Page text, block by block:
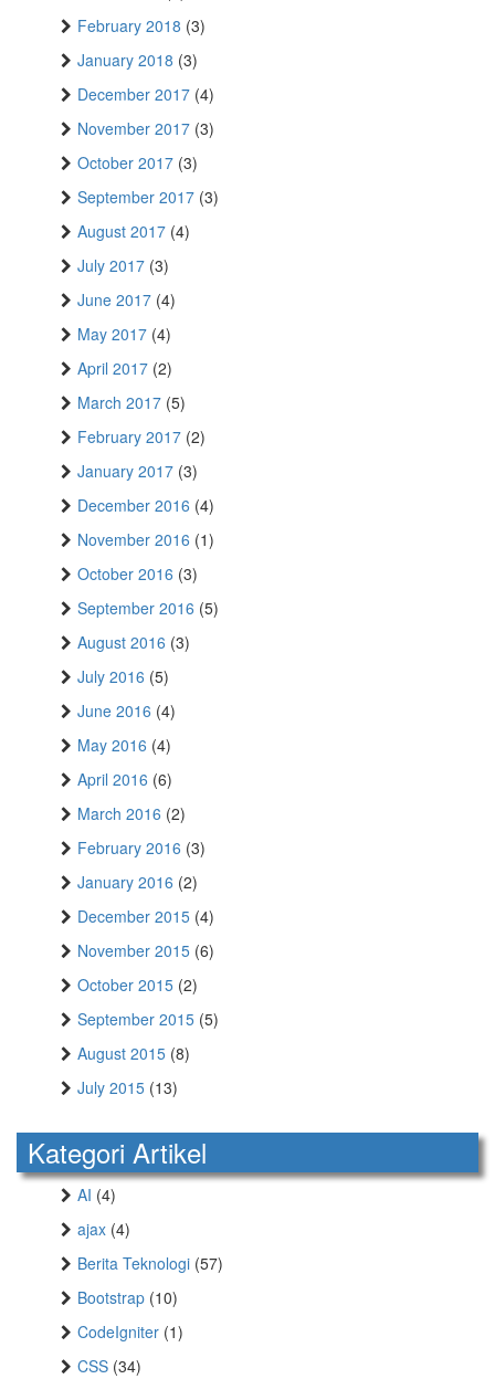
February 2018 (3)
January 2018 (3)
December 2017 (4)
November 2017 (3)
October 2017 (3)
September 2017 (3)
August 2017 (4)
July 2017 (3)
June 2017 (4)
May 2017 (4)
April 2017 (2)
March 2017 (5)
February 2017 (2)
January 2017 (3)
December 2016 (4)
November 2016 (1)
October 2016 (3)
September 2016 (5)
August 2016 (3)
July 2016 (5)
June 2016 (4)
May 2016 (4)
April 2016 (6)
March 2016 (2)
February 2016 (3)
January 2016 (2)
December 2015 (4)
November 2015 (6)
October 2015 (2)
September 2015 (5)
August 2015 (8)
July 2015 (13)
Kategori Artikel
AI (4)
ajax (4)
Berita Teknologi (57)
Bootstrap (10)
CodeIgniter (1)
CSS (34)